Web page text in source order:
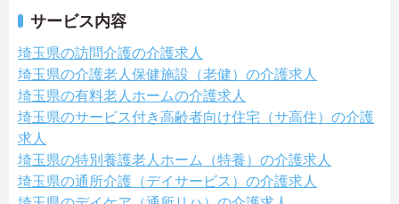
サービス内容
埼玉県の訪問介護の介護求人
埼玉県の介護老人保健施設（老健）の介護求人
埼玉県の有料老人ホームの介護求人
埼玉県のサービス付き高齢者向け住宅（サ高住）の介護
求人
埼玉県の特別養護老人ホーム（特養）の介護求人
埼玉県の通所介護（デイサービス）の介護求人